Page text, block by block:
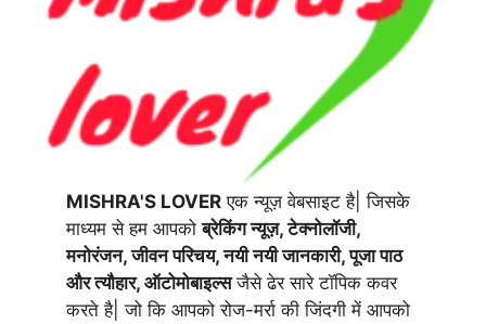
MISHRA'S LOVER एक न्यूज़ वेबसाइट है| जिसके
माध्यम से हम आपकोब्रेकिंग न्यूज़, टेक्नोलॉजी,
मनोरंजन, जीवन परिचय, नयी नयी जानकारी, पूजा पाठ
और त्यौहार, ऑटोमोबाइल्सजैसे ढेर सारे टॉपिक कवर
करते है| जो कि आपको रोज-मर्रा की जिंदगी में आपको